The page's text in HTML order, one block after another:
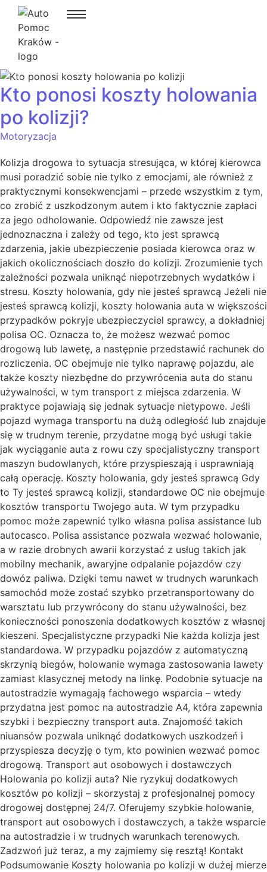
Kto ponosi koszty holowania
po kolizji?
Motoryzacja
Kolizja drogowa to sytuacja stresująca, w której kierowca
musi poradzić sobie nie tylko z emocjami, ale również z
praktycznymi konsekwencjami – przede wszystkim z tym,
co zrobić z uszkodzonym autem i kto faktycznie zapłaci
za jego odholowanie. Odpowiedź nie zawsze jest
jednoznaczna i zależy od tego, kto jest sprawcą
zdarzenia, jakie ubezpieczenie posiada kierowca oraz w
jakich okolicznościach doszło do kolizji. Zrozumienie tych
zależności pozwala uniknąć niepotrzebnych wydatków i
stresu. Koszty holowania, gdy nie jesteś sprawcą Jeżeli nie
jesteś sprawcą kolizji, koszty holowania auta w większości
przypadków pokryje ubezpieczyciel sprawcy, a dokładniej
polisa OC. Oznacza to, że możesz wezwać pomoc
drogową lub lawetę, a następnie przedstawić rachunek do
rozliczenia. OC obejmuje nie tylko naprawę pojazdu, ale
także koszty niezbędne do przywrócenia auta do stanu
używalności, w tym transport z miejsca zdarzenia. W
praktyce pojawiają się jednak sytuacje nietypowe. Jeśli
pojazd wymaga transportu na dużą odległość lub znajduje
się w trudnym terenie, przydatne mogą być usługi takie
jak wyciąganie auta z rowu czy specjalistyczny transport
maszyn budowlanych, które przyspieszają i usprawniają
całą operację. Koszty holowania, gdy jesteś sprawcą Gdy
to Ty jesteś sprawcą kolizji, standardowe OC nie obejmuje
kosztów transportu Twojego auta. W tym przypadku
pomoc może zapewnić tylko własna polisa assistance lub
autocasco. Polisa assistance pozwala wezwać holowanie,
a w razie drobnych awarii korzystać z usług takich jak
mobilny mechanik, awaryjne odpalanie pojazdów czy
dowóz paliwa. Dzięki temu nawet w trudnych warunkach
samochód może zostać szybko przetransportowany do
warsztatu lub przywrócony do stanu używalności, bez
konieczności ponoszenia dodatkowych kosztów z własnej
kieszeni. Specjalistyczne przypadki Nie każda kolizja jest
standardowa. W przypadku pojazdów z automatyczną
skrzynią biegów, holowanie wymaga zastosowania lawety
zamiast klasycznej metody na linkę. Podobnie sytuacje na
autostradzie wymagają fachowego wsparcia – wtedy
przydatna jest pomoc na autostradzie A4, która zapewnia
szybki i bezpieczny transport auta. Znajomość takich
niuansów pozwala uniknąć dodatkowych uszkodzeń i
przyspiesza decyzję o tym, kto powinien wezwać pomoc
drogową. Transport aut osobowych i dostawczych
Holowania po kolizji auta? Nie ryzykuj dodatkowych
kosztów po kolizji – skorzystaj z profesjonalnej pomocy
drogowej dostępnej 24/7. Oferujemy szybkie holowanie,
transport aut osobowych i dostawczych, a także wsparcie
na autostradzie i w trudnych warunkach terenowych.
Zadzwoń już teraz, a my zajmiemy się resztą! Kontakt
Podsumowanie Koszty holowania po kolizji w dużej mierze